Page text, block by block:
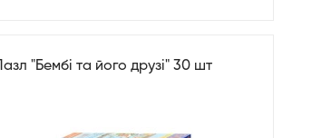
Пазл "Бембі та його друзі" 30 шт